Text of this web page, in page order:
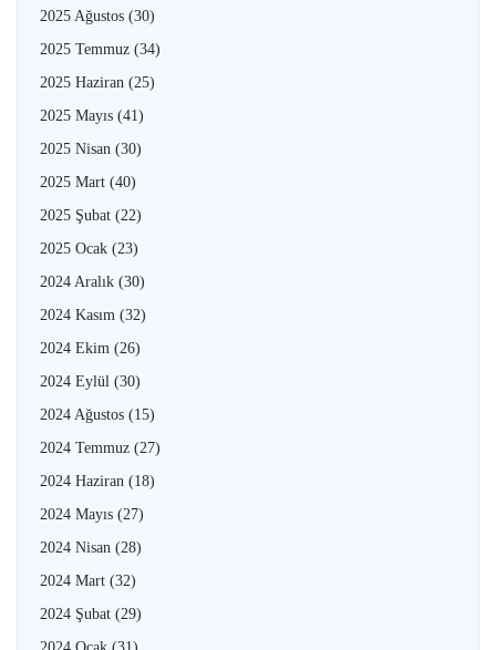
2025 Ağustos (30)
2025 Temmuz (34)
2025 Haziran (25)
2025 Mayıs (41)
2025 Nisan (30)
2025 Mart (40)
2025 Şubat (22)
2025 Ocak (23)
2024 Aralık (30)
2024 Kasım (32)
2024 Ekim (26)
2024 Eylül (30)
2024 Ağustos (15)
2024 Temmuz (27)
2024 Haziran (18)
2024 Mayıs (27)
2024 Nisan (28)
2024 Mart (32)
2024 Şubat (29)